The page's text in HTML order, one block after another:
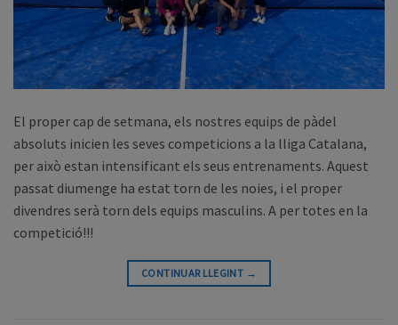
El proper cap de setmana, els nostres equips de pàdel
absoluts inicien les seves competicions a la lliga Catalana,
per això estan intensificant els seus entrenaments. Aquest
passat diumenge ha estat torn de les noies, i el proper
divendres serà torn dels equips masculins. A per totes en la
competició!!!
CONTINUAR LLEGINT →